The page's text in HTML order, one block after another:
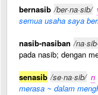
bernasib /ber·na·sib/
semua usaha saya
nasib-nasiban /
pada nasib; dengan
senasib /se·na·sib/ n
merasa ~ dalam